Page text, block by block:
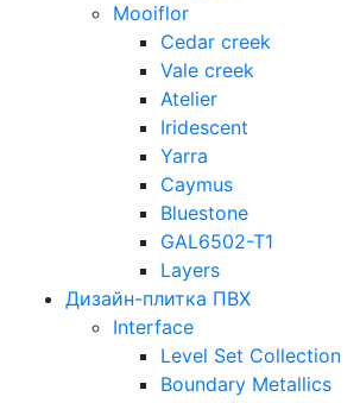
Mooiflor
Cedar creek
Vale creek
Atelier
Iridescent
Yarra
Caymus
Bluestone
GAL6502-T1
Layers
Дизайн-плитка ПВХ
Interface
Level Set Collection
Boundary Metallics